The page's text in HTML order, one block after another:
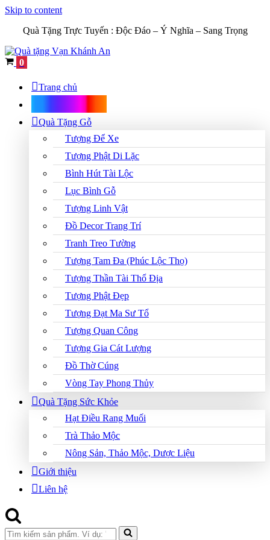
Skip to content
Quà Tặng Trực Tuyến : Độc Đáo – Ý Nghĩa – Sang Trọng
Cart
0
Trang chủ
Quà Tặng Gỗ
Tượng Để Xe
Tượng Phật Di Lặc
Bình Hút Tài Lộc
Lục Bình Gỗ
Tượng Linh Vật
Đồ Decor Trang Trí
Tranh Treo Tường
Tượng Tam Đa (Phúc Lộc Thọ)
Tượng Thần Tài Thổ Địa
Tượng Phật Đẹp
Tượng Đạt Ma Sư Tổ
Tượng Quan Công
Tượng Gia Cát Lượng
Đồ Thờ Cúng
Vòng Tay Phong Thủy
Quà Tặng Sức Khỏe
Hạt Điều Rang Muối
Trà Thảo Mộc
Nông Sản, Thảo Mộc, Dược Liệu
Giới thiệu
Liên hệ
Search